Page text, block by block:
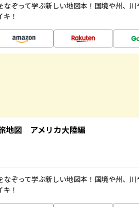
なぞって学ぶ新しい地図本！国境や州、
！
地図 アメリカ大陸編
なぞって学ぶ新しい地図本！国境や州、
！